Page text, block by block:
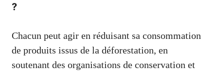
?
Chacun peut agir en réduisant sa consommation
de produits issus de la déforestation, en
soutenant des organisations de conservation et